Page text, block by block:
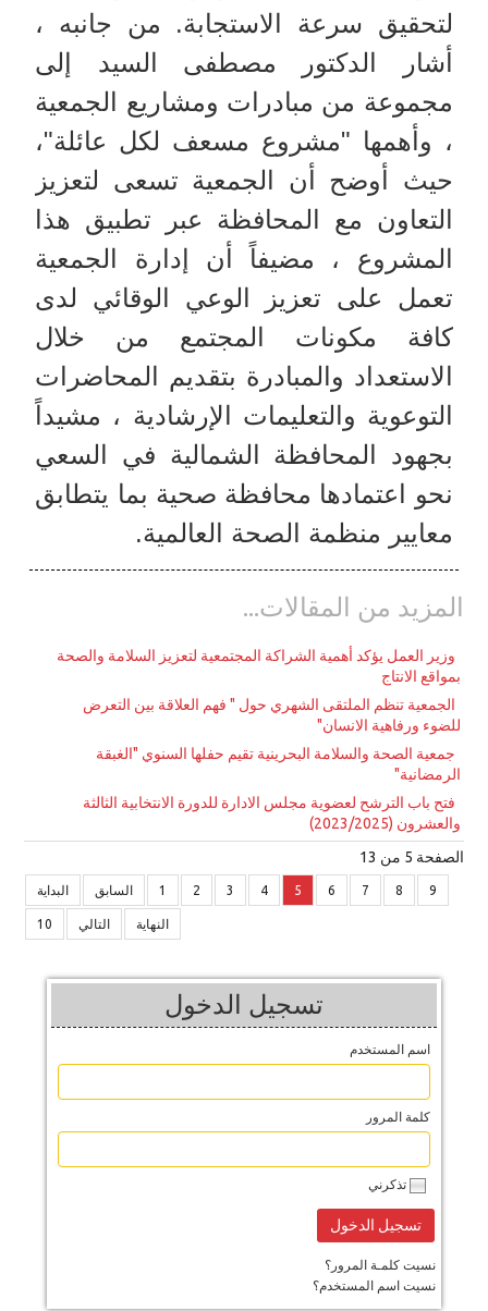
لتحقيق سرعة الاستجابة. من جانبه ،
أشار الدكتور مصطفى السيد إلى
مجموعة من مبادرات ومشاريع الجمعية
، وأهمها "مشروع مسعف لكل عائلة"،
حيث أوضح أن الجمعية تسعى لتعزيز
التعاون مع المحافظة عبر تطبيق هذا
المشروع ، مضيفاً أن إدارة الجمعية
تعمل على تعزيز الوعي الوقائي لدى
كافة مكونات المجتمع من خلال
الاستعداد والمبادرة بتقديم المحاضرات
التوعوية والتعليمات الإرشادية ، مشيداً
بجهود المحافظة الشمالية في السعي
نحو اعتمادها محافظة صحية بما يتطابق
معايير منظمة الصحة العالمية.
المزيد من المقالات...
وزير العمل يؤكد أهمية الشراكة المجتمعية لتعزيز السلامة والصحة
بمواقع الانتاج
الجمعية تنظم الملتقى الشهري حول " فهم العلاقة بين التعرض
للضوء ورفاهية الانسان"
جمعية الصحة والسلامة البحرينية تقيم حفلها السنوي "الغبقة
الرمضانية"
فتح باب الترشح لعضوية مجلس الادارة للدورة الانتخابية الثالثة
والعشرون (2023/2025)
الصفحة 5 من 13
البداية السابق 1 2 3 4 5 6 7 8 9
10 التالي النهاية
تسجيل الدخول
اسم المستخدم
كلمة المرور
تذكرني
نسيت كلمـة المرور؟
نسيت اسم المستخدم؟